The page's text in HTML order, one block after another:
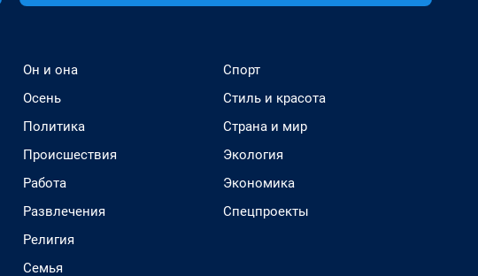
Он и она
Осень
Политика
Происшествия
Работа
Развлечения
Религия
Семья
Спорт
Стиль и красота
Страна и мир
Экология
Экономика
Спецпроекты